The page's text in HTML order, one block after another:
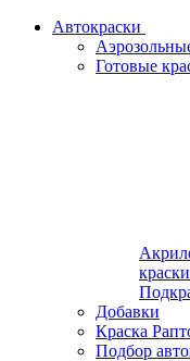
Автокраски
Готовые
Добавки
Краска
Подбор